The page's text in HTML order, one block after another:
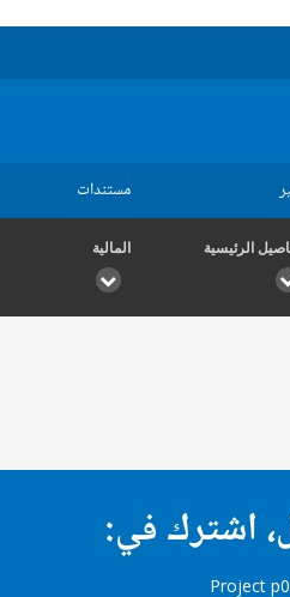
مستندات
الرئيسية المالية
اشترك في: